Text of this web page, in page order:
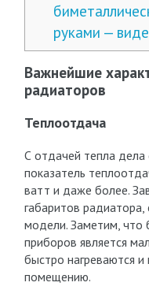
руками —
Важнейшие
радиаторов
Теплоотдача
С отдачей тепла
показатель
ватт и даже более.
габаритов радиатора,
модели. Заметим,
приборов является
быстро нагреваются
помещению.